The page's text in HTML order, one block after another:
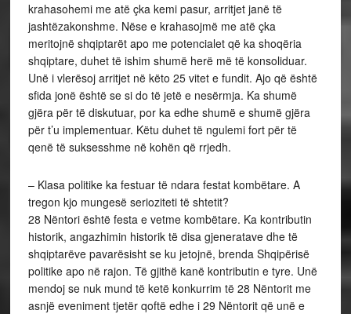
krahasohemi me atë çka kemi pasur, arritjet janë të
jashtëzakonshme. Nëse e krahasojmë me atë çka
meritojnë shqiptarët apo me potencialet që ka shoqëria
shqiptare, duhet të ishim shumë herë më të konsoliduar.
Unë i vlerësoj arritjet në këto 25 vitet e fundit. Ajo që është
sfida jonë është se si do të jetë e nesërmja. Ka shumë
gjëra për të diskutuar, por ka edhe shumë e shumë gjëra
për t’u implementuar. Këtu duhet të ngulemi fort për të
qenë të suksesshme në kohën që rrjedh.
– Klasa politike ka festuar të ndara festat kombëtare. A
tregon kjo mungesë serioziteti të shtetit?
28 Nëntori është festa e vetme kombëtare. Ka kontributin
historik, angazhimin historik të disa gjeneratave dhe të
shqiptarëve pavarësisht se ku jetojnë, brenda Shqipërisë
politike apo në rajon. Të gjithë kanë kontributin e tyre. Unë
mendoj se nuk mund të ketë konkurrim të 28 Nëntorit me
asnjë eveniment tjetër qoftë edhe i 29 Nëntorit që unë e